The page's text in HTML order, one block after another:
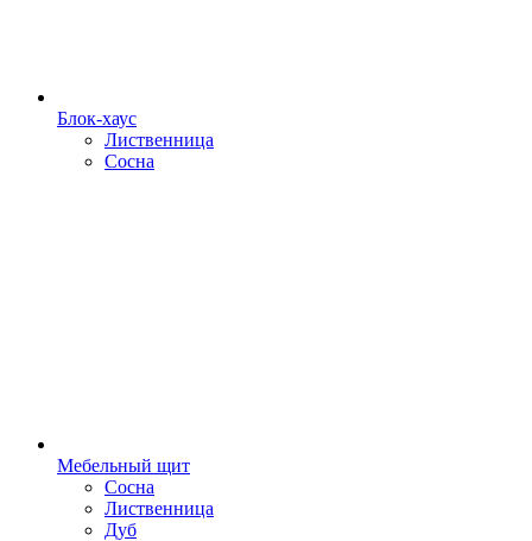
Блок-хаус
Лиственница
Сосна
Мебельный щит
Сосна
Лиственница
Дуб